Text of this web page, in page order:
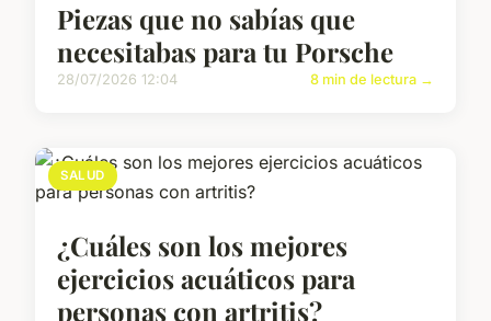
Piezas que no sabías que
necesitabas para tu Porsche
28/07/2026 12:04 8 min de lectura →
SALUD
¿Cuáles son los mejores
ejercicios acuáticos para
personas con artritis?